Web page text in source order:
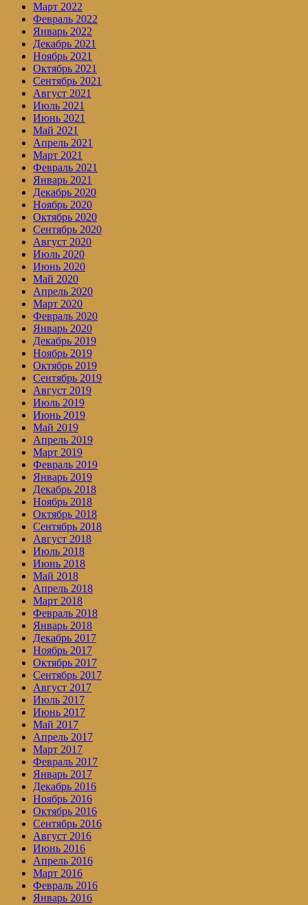
Март 2022
Февраль 2022
Январь 2022
Декабрь 2021
Ноябрь 2021
Октябрь 2021
Сентябрь 2021
Август 2021
Июль 2021
Июнь 2021
Май 2021
Апрель 2021
Март 2021
Февраль 2021
Январь 2021
Декабрь 2020
Ноябрь 2020
Октябрь 2020
Сентябрь 2020
Август 2020
Июль 2020
Июнь 2020
Май 2020
Апрель 2020
Март 2020
Февраль 2020
Январь 2020
Декабрь 2019
Ноябрь 2019
Октябрь 2019
Сентябрь 2019
Август 2019
Июль 2019
Июнь 2019
Май 2019
Апрель 2019
Март 2019
Февраль 2019
Январь 2019
Декабрь 2018
Ноябрь 2018
Октябрь 2018
Сентябрь 2018
Август 2018
Июль 2018
Июнь 2018
Май 2018
Апрель 2018
Март 2018
Февраль 2018
Январь 2018
Декабрь 2017
Ноябрь 2017
Октябрь 2017
Сентябрь 2017
Август 2017
Июль 2017
Июнь 2017
Май 2017
Апрель 2017
Март 2017
Февраль 2017
Январь 2017
Декабрь 2016
Ноябрь 2016
Октябрь 2016
Сентябрь 2016
Август 2016
Июнь 2016
Апрель 2016
Март 2016
Февраль 2016
Январь 2016